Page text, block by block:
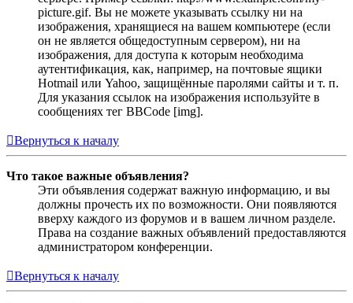
picture.gif. Вы не можете указывать ссылку ни на
изображения, хранящиеся на вашем компьютере (если
он не является общедоступным сервером), ни на
изображения, для доступа к которым необходима
аутентификация, как, например, на почтовые ящики
Hotmail или Yahoo, защищённые паролями сайты и т. п.
Для указания ссылок на изображения используйте в
сообщениях тег BBCode [img].
Вернуться к началу
Что такое важные объявления?
Эти объявления содержат важную информацию, и вы
должны прочесть их по возможности. Они появляются
вверху каждого из форумов и в вашем личном разделе.
Права на создание важных объявлений предоставляются
администратором конференции.
Вернуться к началу